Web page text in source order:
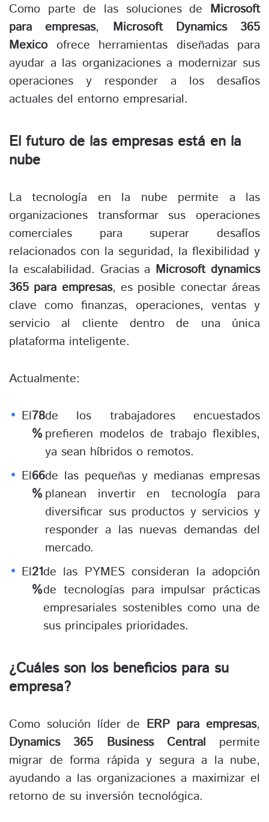
Como parte de las soluciones de Microsoft
para empresas, Microsoft Dynamics 365
Mexicoofrece herramientas diseñadas para
ayudar a las organizaciones a modernizar sus
operaciones y responder a los desafíos
actuales del entorno empresarial.
El futuro de las empresas está en la
nube
La tecnología en la nube permite a las
organizaciones transformar sus operaciones
comerciales para superar desafíos
relacionados con la seguridad, la flexibilidad y
la escalabilidad. Gracias a Microsoft dynamics
365 para empresas, es posible conectar áreas
clave como finanzas, operaciones, ventas y
servicio al cliente dentro de una única
plataforma inteligente.
Actualmente:
El78
%
de los trabajadores encuestados
prefieren modelos de trabajo flexibles,
ya sean híbridos o remotos.
El66
%
de las pequeñas y medianas empresas
planean invertir en tecnología para
diversificar sus productos y servicios y
responder a las nuevas demandas del
mercado.
El21
%
de las PYMES consideran la adopción
de tecnologías para impulsar prácticas
empresariales sostenibles como una de
sus principales prioridades.
¿Cuáles son los beneficios para su
empresa?
Como solución líder de ERP para empresas,
Dynamics 365 Business Central permite
migrar de forma rápida y segura a la nube,
ayudando a las organizaciones a maximizar el
retorno de su inversión tecnológica.